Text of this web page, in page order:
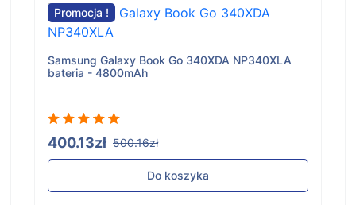
Promocja !
Samsung Galaxy Book Go 340XDA NP340XLA
bateria - 4800mAh
400.13zł 500.16zł
Do koszyka